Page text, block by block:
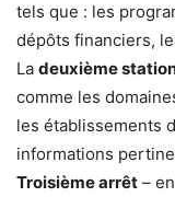
tels que : les
dépôts financiers,
La deuxième
comme les
les établissements
informations
Troisième arrêt –